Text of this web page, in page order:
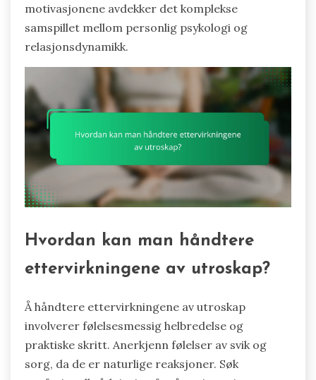
motivasjonene avdekker det komplekse
samspillet mellom personlig psykologi og
relasjonsdynamikk.
Hvordan kan man håndtere
ettervirkningene av utroskap?
Å håndtere ettervirkningene av utroskap
involverer følelsesmessig helbredelse og
praktiske skritt. Anerkjenn følelser av svik og
sorg, da de er naturlige reaksjoner. Søk